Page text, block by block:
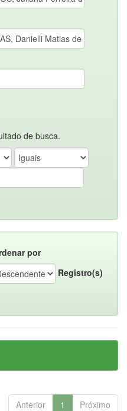
de busca.
por
Registro(s)
Anterior 1 Próximo